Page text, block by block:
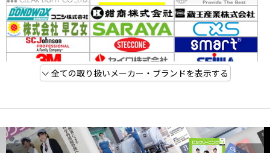
全ての取り扱いメーカー・ブランドを表示する